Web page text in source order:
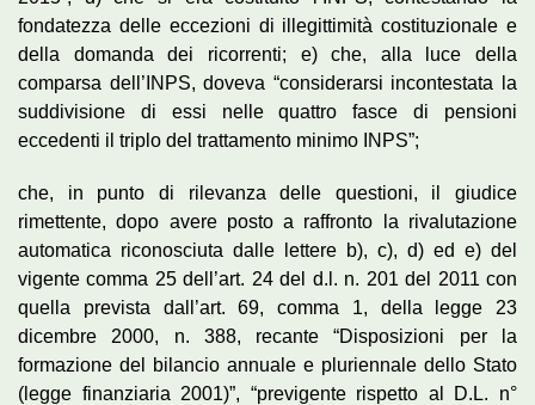
fondatezza delle eccezioni di illegittimità costituzionale e
della domanda dei ricorrenti; e) che, alla luce della
comparsa dell’INPS, doveva “considerarsi incontestata la
suddivisione di essi nelle quattro fasce di pensioni
eccedenti il triplo del trattamento minimo INPS”;
che, in punto di rilevanza delle questioni, il giudice
rimettente, dopo avere posto a raffronto la rivalutazione
automatica riconosciuta dalle lettere b), c), d) ed e) del
vigente comma 25 dell’art. 24 del d.l. n. 201 del 2011 con
quella prevista dall’art. 69, comma 1, della legge 23
dicembre 2000, n. 388, recante “Disposizioni per la
formazione del bilancio annuale e pluriennale dello Stato
(legge finanziaria 2001)”, “previgente rispetto al D.L. n°